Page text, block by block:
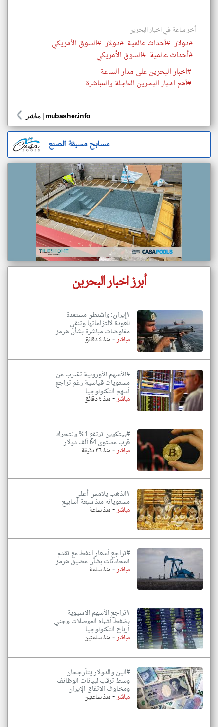
أخر ساعة في اخبار البحرين
#دولار #أحداث عالمية #دولار #السوق الأمريكي
#أحداث عالمية #السوق الأمريكي
#اخبار البحرين على مدار الساعة
#أهم اخبار البحرين العاجلة والمباشرة
مباشر | mubasher.info
مسابح مسبقة الصنع
أبرز اخبار البحرين
#إيران: واشنطن مستعدة
للعودة لالتزاماتها وتنفي
مفاوضات مباشرة بشأن هرمز
مباشر-منذ ٤ دقائق
#الأسهم الأوروبية تقترب من
مستويات قياسية رغم تراجع
أسهم التكنولوجيا
مباشر-منذ ٤ دقائق
#بيتكوين ترتفع 1% وتتحرك
قرب مستوى 64 ألف دولار
مباشر-منذ ٣٦ دقيقة
#الذهب يلامس أعلى
مستوياته منذ سبعة أسابيع
مباشر-منذ ساعة
#تراجع أسعار النفط مع تقدم
المحادثات بشأن مضيق هرمز
مباشر-منذ ساعة
#تراجع الأسهم الآسيوية
بضغط أشباه الموصلات وجني
أرباح التكنولوجيا
مباشر-منذ ساعتين
#الين والدولار يتأرجحان
وسط ترقب لبيانات الوظائف
ومخاوف الاتفاق الإيران
مباشر-منذ ساعتين